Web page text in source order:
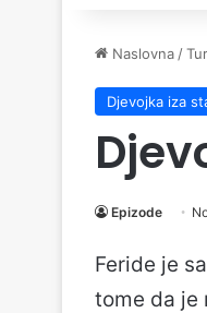
Naslovna /
Djevojka iza
Epizode
Feride je
tome da je